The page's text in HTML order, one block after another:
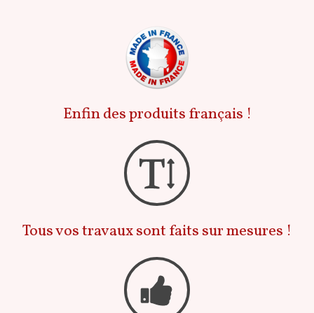
Enfin des produits français !
Tous vos travaux sont faits sur mesures !